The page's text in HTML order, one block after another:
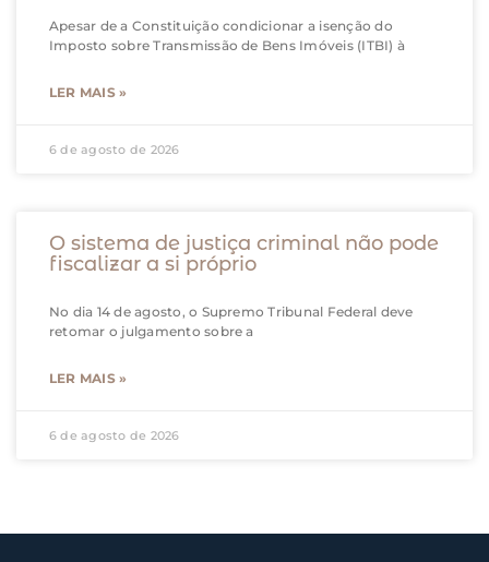
Apesar de a Constituição condicionar a isenção do
Imposto sobre Transmissão de Bens Imóveis (ITBI) à
LER MAIS »
6 de agosto de 2026
O sistema de justiça criminal não pode
fiscalizar a si próprio
No dia 14 de agosto, o Supremo Tribunal Federal deve
retomar o julgamento sobre a
LER MAIS »
6 de agosto de 2026